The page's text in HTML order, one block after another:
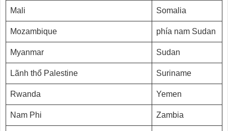
Mali Somalia
Mozambique phía nam Sudan
Myanmar Sudan
Lãnh thổ Palestine Suriname
Rwanda Yemen
Nam Phi Zambia